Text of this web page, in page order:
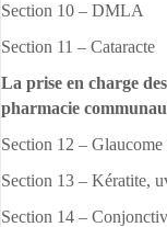
Section 10 – DMLA
Section 11 – Cataracte
La prise en charge
pharmacie
Section 12 –
Section 13 – Kératite,
Section 14 –